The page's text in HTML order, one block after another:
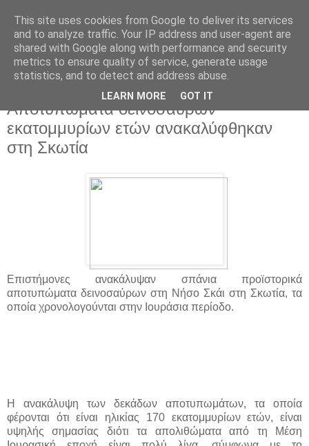
Αποτυπώματα δεινοσαύρων
εκατομμυρίων ετών ανακαλύφθηκαν
στη Σκωτία
Επιστήμονες ανακάλυψαν σπάνια προϊστορικά
αποτυπώματα δεινοσαύρων στη Νήσο Σκάι στη Σκωτία, τα
οποία χρονολογούνται στην Ιουράσια περίοδο.
Η ανακάλυψη των δεκάδων αποτυπωμάτων, τα οποία
φέρονται ότι είναι ηλικίας 170 εκατομμυρίων ετών, είναι
υψηλής σημασίας διότι τα απολιθώματα από τη Μέση
This site uses cookies from Google to deliver its services
and to analyze traffic. Your IP address and user-agent are
shared with Google along with performance and security
metrics to ensure quality of service, generate usage
statistics, and to detect and address abuse.
LEARN MORE GOT IT